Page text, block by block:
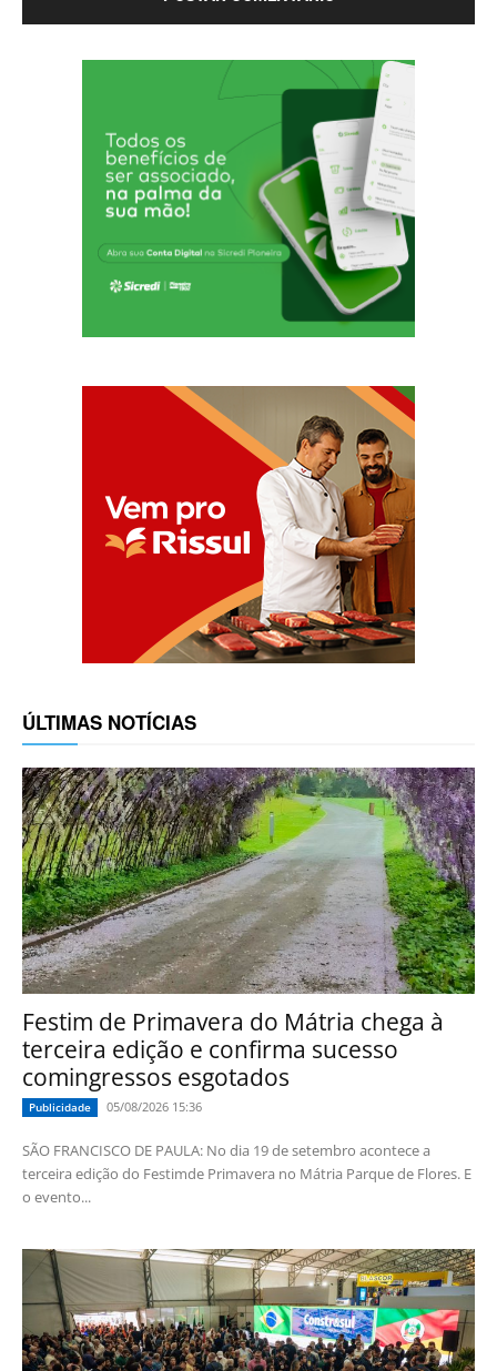
ÚLTIMAS NOTÍCIAS
Festim de Primavera do Mátria chega à
terceira edição e confirma sucesso
comingressos esgotados
Publicidade 05/08/2026 15:36
SÃO FRANCISCO DE PAULA: No dia 19 de setembro acontece a
terceira edição do Festimde Primavera no Mátria Parque de Flores. E
o evento...